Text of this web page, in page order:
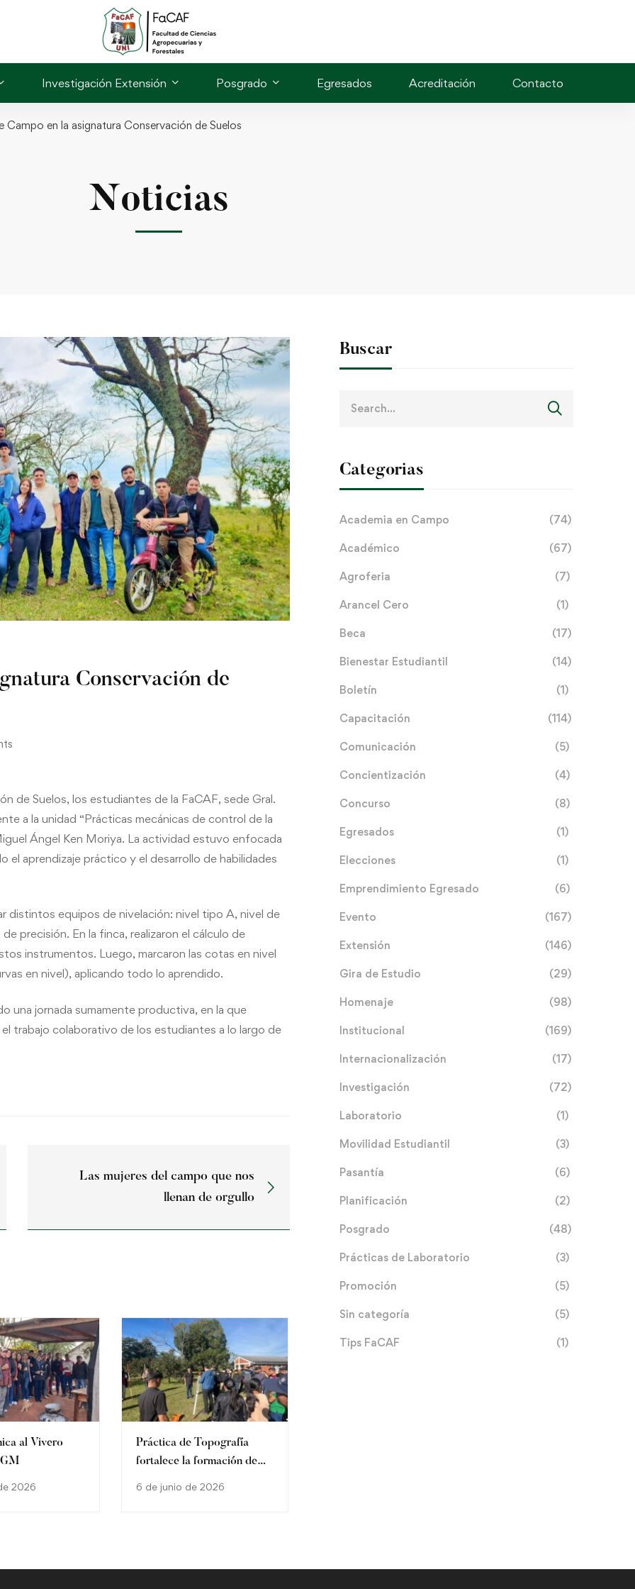
Investigación Extensión Posgrado Egresados Acreditación Contacto
Campo en la asignatura Conservación de Suelos
Noticias
Conservación de
de Suelos, los estudiantes de la FaCAF, sede Gral.
a la unidad “Prácticas mecánicas de control de la
Ángel Ken Moriya. La actividad estuvo enfocada
aprendizaje práctico y el desarrollo de habilidades
distintos equipos de nivelación: nivel tipo A, nivel de
precisión. En la finca, realizaron el cálculo de
instrumentos. Luego, marcaron las cotas en nivel
en nivel), aplicando todo lo aprendido.
una jornada sumamente productiva, en la que
trabajo colaborativo de los estudiantes a lo largo de
Las mujeres del campo que nos
llenan de orgullo
al Vivero
2026
Práctica de Topografía
fortalece la formación de
6 de junio de 2026
Buscar
Categorias
Academia en Campo (74)
Académico (67)
Agroferia (7)
Arancel Cero (1)
Beca (17)
Bienestar Estudiantil (14)
Boletín (1)
Capacitación (114)
Comunicación (5)
Concientización (4)
Concurso (8)
Egresados (1)
Elecciones (1)
Emprendimiento Egresado (6)
Evento (167)
Extensión (146)
Gira de Estudio (29)
Homenaje (98)
Institucional (169)
Internacionalización (17)
Investigación (72)
Laboratorio (1)
Movilidad Estudiantil (3)
Pasantía (6)
Planificación (2)
Posgrado (48)
Prácticas de Laboratorio (3)
Promoción (5)
Sin categoría (5)
Tips FaCAF (1)